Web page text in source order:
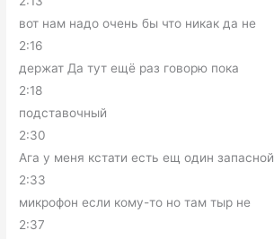
вот нам надо очень бы что никак да не
2:16
держат Да тут ещё раз говорю пока
2:18
подставочный
2:30
Ага у меня кстати есть ещ один запасной
2:33
микрофон если кому-то но там тыр не
2:37